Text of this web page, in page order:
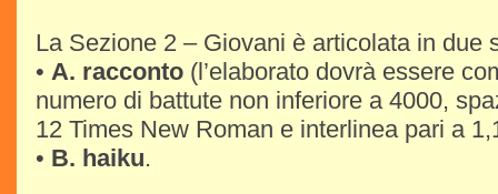
La Sezione 2 – Giovani è articolata in due
• A. racconto (l’elaborato dovrà essere
numero di battute non inferiore a 4000,
12 Times New Roman e interlinea pari a
• B. haiku.